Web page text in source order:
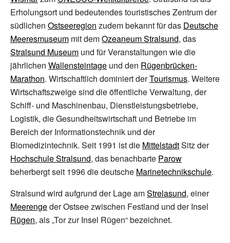
Erholungsort und bedeutendes touristisches Zentrum der
südlichen Ostseeregion zudem bekannt für das Deutsche
Meeresmuseum mit demOzeaneum Stralsund, das
Stralsund Museum und für Veranstaltungen wie die
jährlichen Wallensteintage und den Rügenbrücken-
Marathon. Wirtschaftlich dominiert derTourismus. Weitere
Wirtschaftszweige sind die öffentliche Verwaltung, der
Schiff- und Maschinenbau, Dienstleistungsbetriebe,
Logistik, die Gesundheitswirtschaft und Betriebe im
Bereich der Informationstechnik und der
Biomedizintechnik. Seit 1991 ist die MittelstadtSitz der
Hochschule Stralsund, das benachbarte Parow
beherbergt seit 1996 die deutsche Marinetechnikschule.
Stralsund wird aufgrund der Lage amStrelasund, einer
Meerengeder Ostsee zwischen Festland und der Insel
Rügen, als „Tor zur Insel Rügen“ bezeichnet.